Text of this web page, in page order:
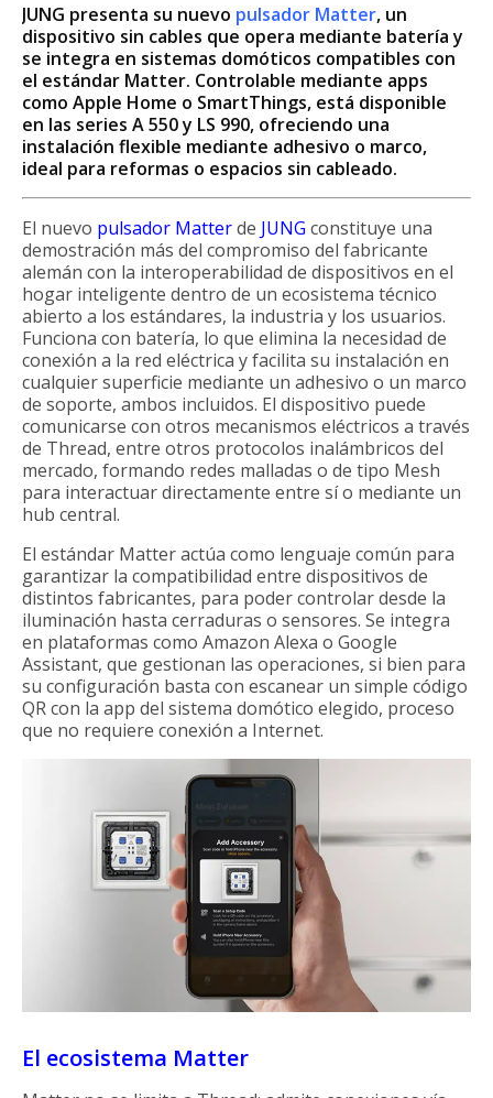
JUNG presenta su nuevo pulsador Matter, un
dispositivo sin cables que opera mediante batería y
se integra en sistemas domóticos compatibles con
el estándar Matter. Controlable mediante apps
como Apple Home o SmartThings, está disponible
en las series A 550 y LS 990, ofreciendo una
instalación flexible mediante adhesivo o marco,
ideal para reformas o espacios sin cableado.
El nuevo pulsador Matterde JUNG constituye una
demostración más del compromiso del fabricante
alemán con la interoperabilidad de dispositivos en el
hogar inteligente dentro de un ecosistema técnico
abierto a los estándares, la industria y los usuarios.
Funciona con batería, lo que elimina la necesidad de
conexión a la red eléctrica y facilita su instalación en
cualquier superficie mediante un adhesivo o un marco
de soporte, ambos incluidos. El dispositivo puede
comunicarse con otros mecanismos eléctricos a través
de Thread, entre otros protocolos inalámbricos del
mercado, formando redes malladas o de tipo Mesh
para interactuar directamente entre sí o mediante un
hub central.
El estándar Matter actúa como lenguaje común para
garantizar la compatibilidad entre dispositivos de
distintos fabricantes, para poder controlar desde la
iluminación hasta cerraduras o sensores. Se integra
en plataformas como Amazon Alexa o Google
Assistant, que gestionan las operaciones, si bien para
su configuración basta con escanear un simple código
QR con la app del sistema domótico elegido, proceso
que no requiere conexión a Internet.
El ecosistema Matter